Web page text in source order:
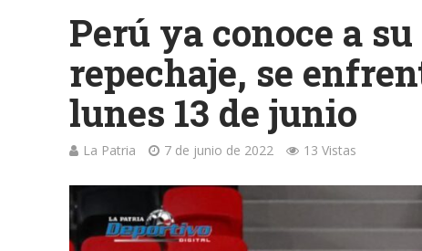
Perú ya conoce a
repechaje, se
lunes 13 de junio
La Patria 7 de junio de 2022 13 Vistas